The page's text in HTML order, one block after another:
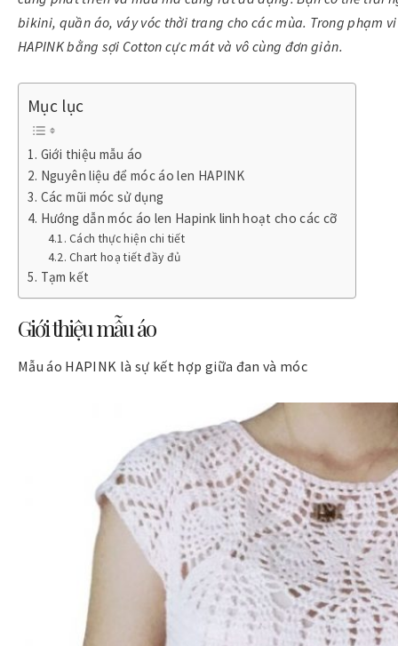
bikini, quần áo, váy vóc thời trang cho các mùa. Trong phạm
HAPINK bằng sợi Cotton cực mát và vô cùng đơn giản.
Mục lục
Giới thiệu mẫu áo
Nguyên liệu để móc áo len HAPINK
Các mũi móc sử dụng
Hướng dẫn móc áo len Hapink linh hoạt cho các cỡ
Cách thực hiện chi tiết
Chart hoạ tiết đầy đủ
Tạm kết
Giới thiệu mẫu áo
Mẫu áo HAPINK là sự kết hợp giữa đan và móc